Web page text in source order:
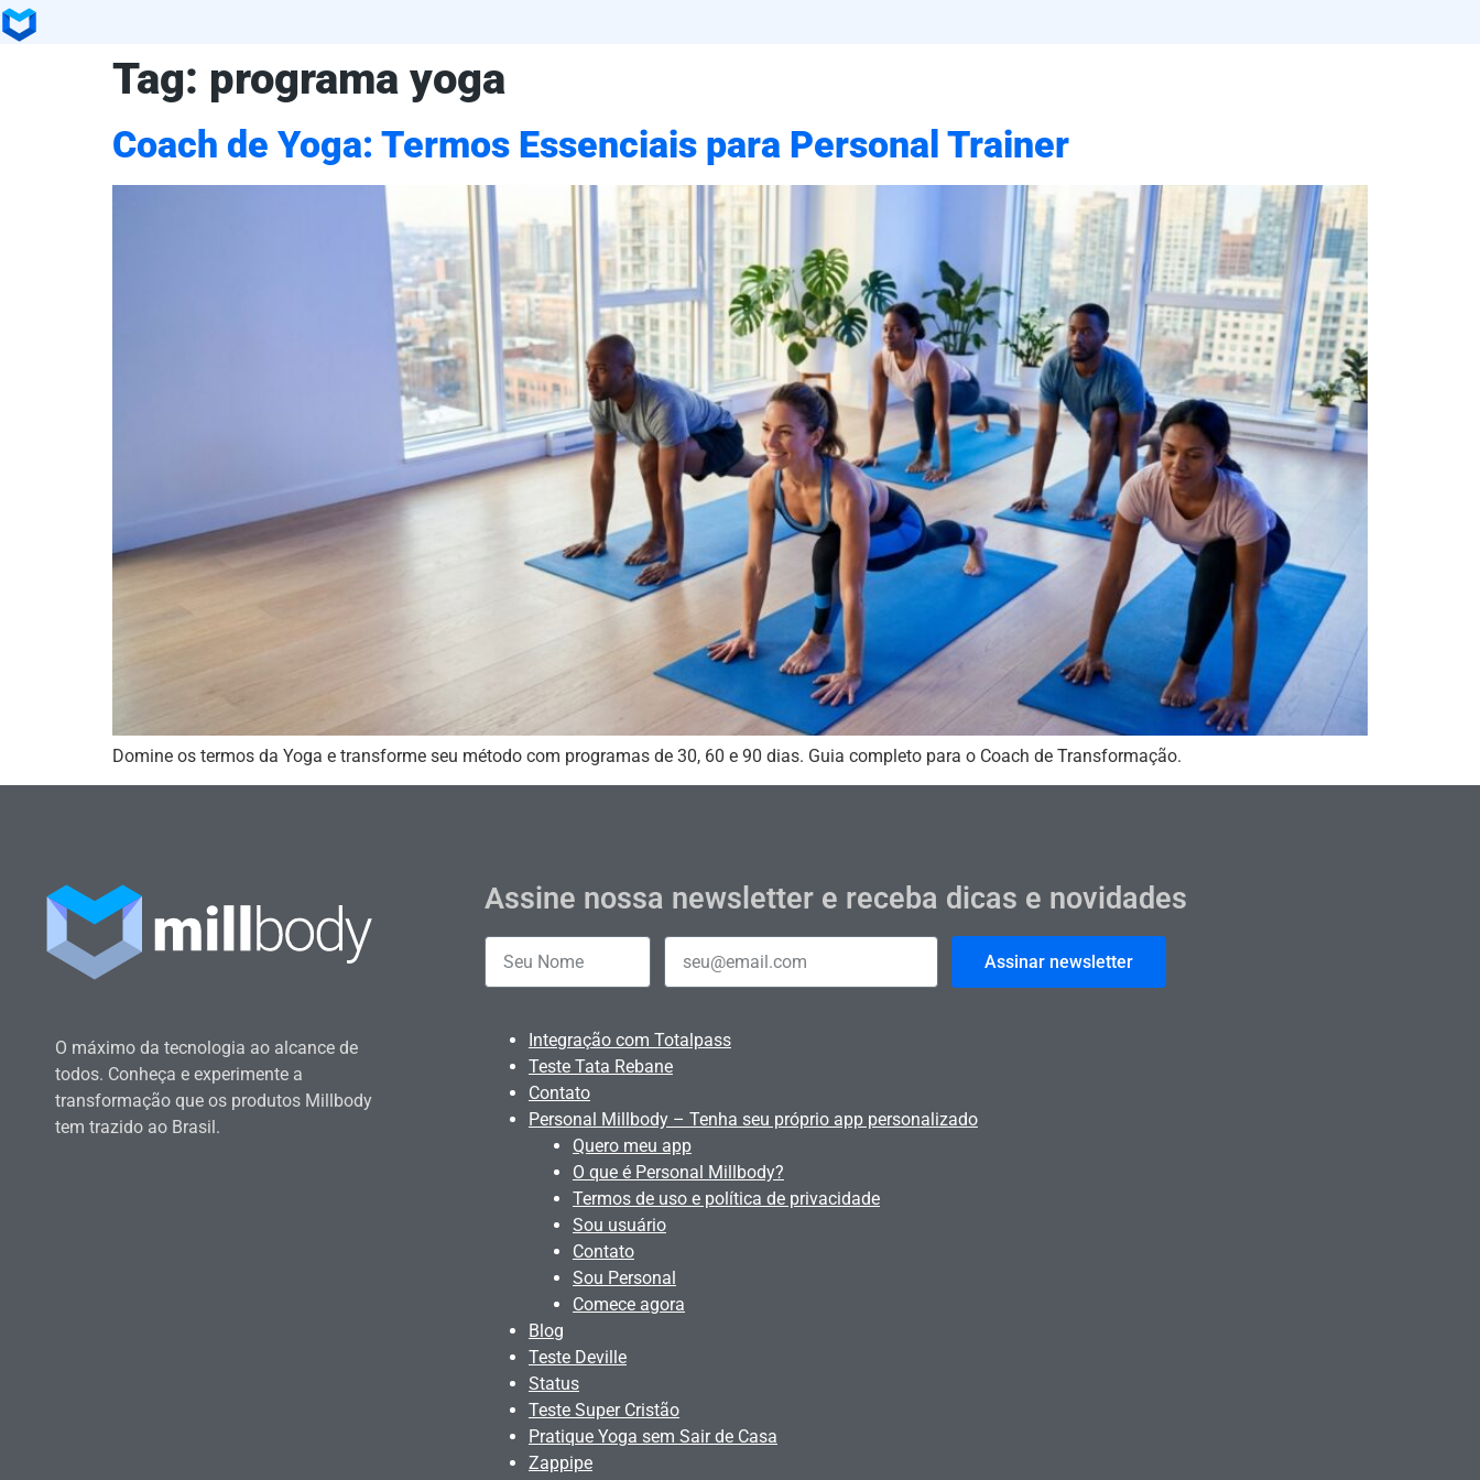
Tag: programa yoga
Coach de Yoga: Termos Essenciais para Personal Trainer
Domine os termos da Yoga e transforme seu método com programas de 30, 60 e 90 dias. Guia completo para o Coach de Transformação.
O máximo da tecnologia ao alcance de
todos. Conheça e experimente a
transformação que os produtos Millbody
tem trazido ao Brasil.
Assine nossa newsletter e receba dicas e novidades
Assinar newsletter
Integração com Totalpass
Teste Tata Rebane
Contato
Personal Millbody – Tenha seu próprio app personalizado
Quero meu app
O que é Personal Millbody?
Termos de uso e política de privacidade
Sou usuário
Contato
Sou Personal
Comece agora
Blog
Teste Deville
Status
Teste Super Cristão
Pratique Yoga sem Sair de Casa
Zappipe